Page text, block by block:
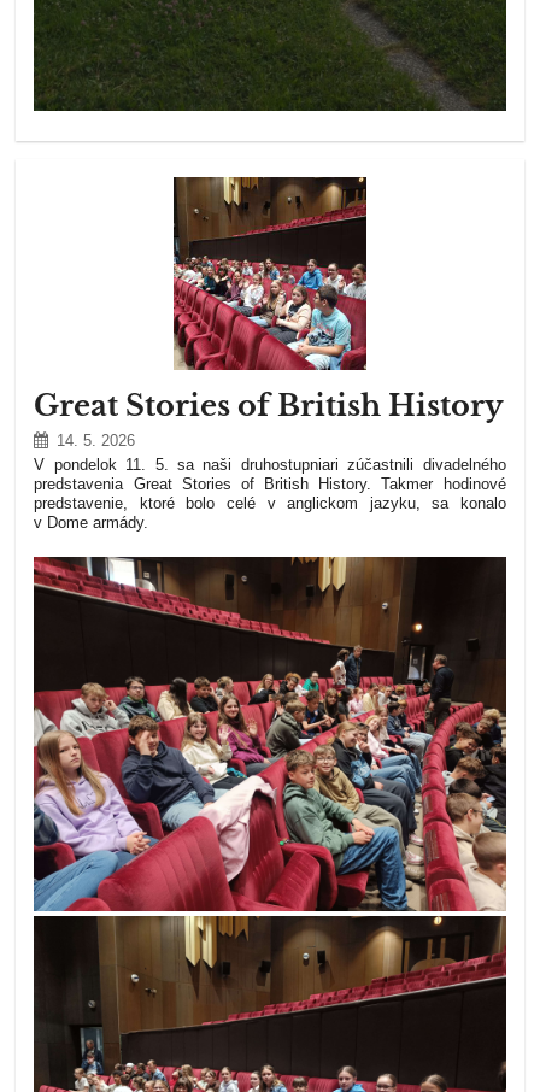
Great Stories of British History
14. 5. 2026
V pondelok 11. 5. sa naši druhostupniari zúčastnili divadelného
predstavenia Great Stories of British History. Takmer hodinové
predstavenie, ktoré bolo celé v anglickom jazyku, sa konalo
v Dome armády.